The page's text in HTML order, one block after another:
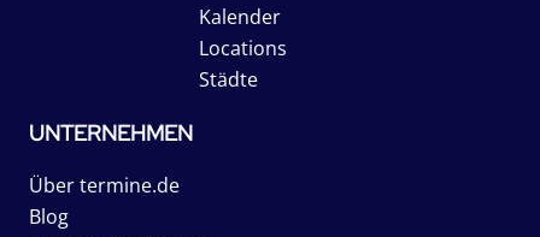
Kalender
Locations
Städte
UNTERNEHMEN
Über termine.de
Blog